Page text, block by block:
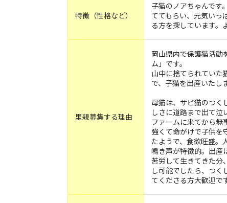
特徴（性格など）
子猫のノアちゃんです
ててもらい、元気いっ
る方を探しています。
里親募集する理由
岡山県内で保護猫活動
ム」です。
山中に捨てられていた
で、子猫を出産いたし
母猫は、サビ猫のつく
しさに道路まで出て
ファームに来てから無
強くて命がけで子供を
たようで、食欲旺盛。
鳴き声が特徴的。出産
苦労して生きてきた分
し可能でしたら、つく
てくださる方大歓迎で